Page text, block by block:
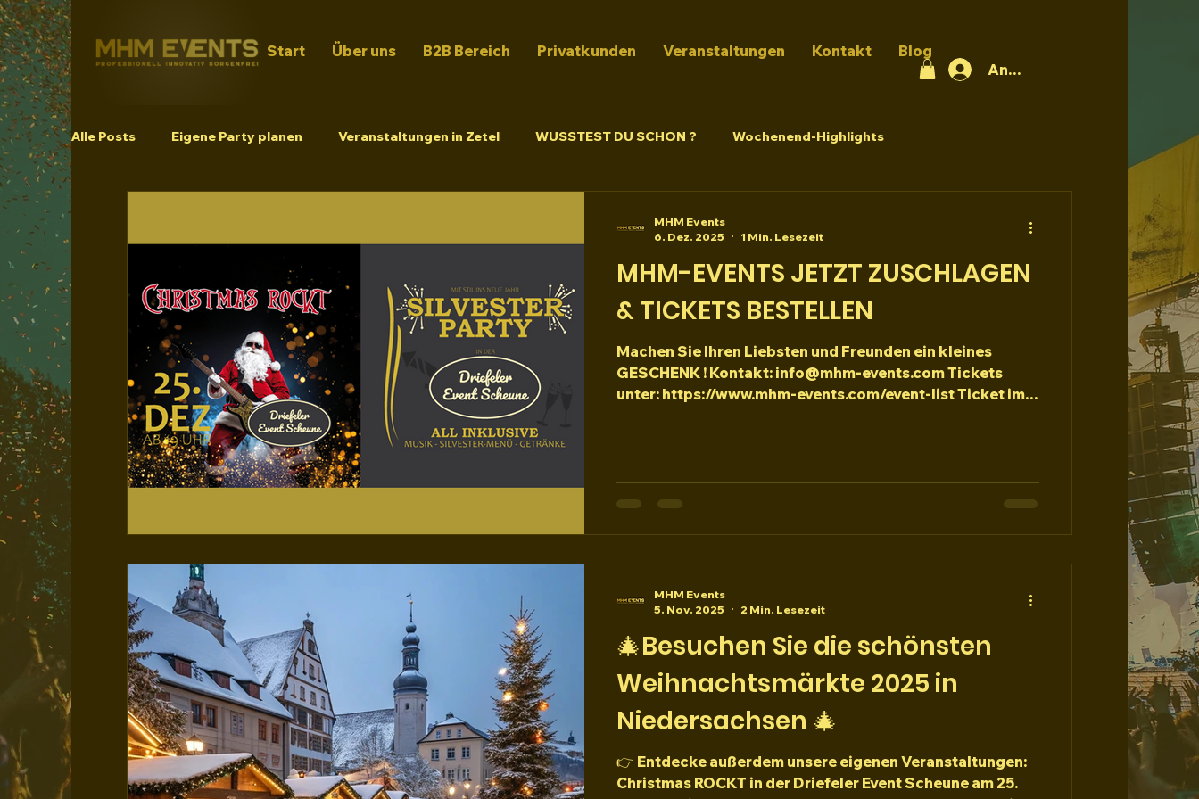
Anmelden
Start Über uns B2B Bereich Privatkunden Veranstaltungen Kontakt Blog
Alle Posts Eigene Party planen Veranstaltungen in Zetel WUSSTEST DU SCHON ? Wochenend-Highlights
MHM-EVENTS JETZT ZUSCHLAGEN
& TICKETS BESTELLEN
Machen Sie Ihren Liebsten und Freunden ein kleines
GESCHENK ! Kontakt: info@mhm-events.com Tickets
unter: https://www.mhm-events.com/event-list Ticket im
einen Sitzplatz, oder Essen) nur Einlass und Getränke
MHM Events
6. Dez. 2025
1 Min. Lesezeit
🎄Besuchen Sie die schönsten
Weihnachtsmärkte 2025 in
Niedersachsen 🎄
👉 Entdecke außerdem unsere eigenen Veranstaltungen:
Christmas ROCKT in der Driefeler Event Scheune am 25.
MHM Events
5. Nov. 2025
2 Min. Lesezeit